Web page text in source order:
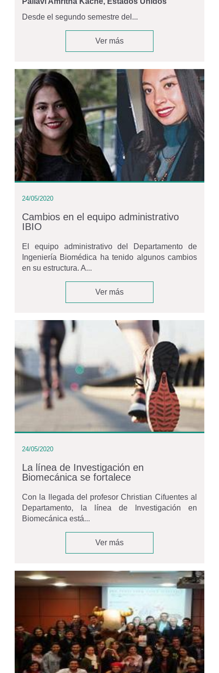
Desde el segundo semestre del...
Ver más
24/05/2020
Cambios en el equipo administrativo
IBIO
El equipo administrativo del Departamento de
Ingeniería Biomédica ha tenido algunos cambios
en su estructura. A...
Ver más
24/05/2020
La línea de Investigación en
Biomecánica se fortalece
Con la llegada del profesor Christian Cifuentes al
Departamento, la línea de Investigación en
Biomecánica está...
Ver más